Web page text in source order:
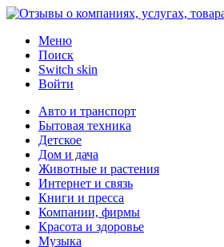
Меню
Поиск
Switch skin
Войти
Авто и транспорт
Бытовая техника
Детское
Дом и дача
Животные и растения
Интернет и связь
Книги и пресса
Компании, фирмы
Красота и здоровье
Музыка